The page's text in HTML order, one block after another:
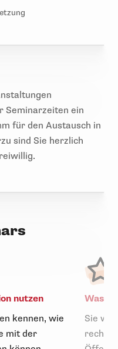
Seminarzeiten ein
für den Austausch in
sind Sie herzlich
nutzen
kennen, wie
mit der
Was
Sie